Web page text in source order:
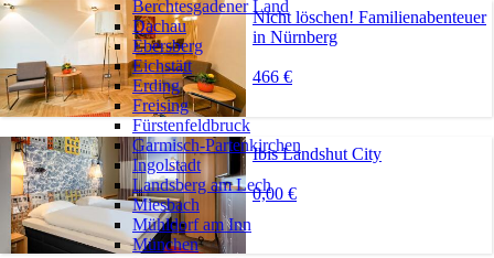
Nicht löschen! Familienabenteuer
in Nürnberg
466 €
Ibis Landshut City
0,00 €
Berchtesgadener Land
Dachau
Ebersberg
Eichstätt
Erding
Freising
Fürstenfeldbruck
Garmisch-Partenkirchen
Ingolstadt
Landsberg am Lech
Miesbach
Mühldorf am Inn
München